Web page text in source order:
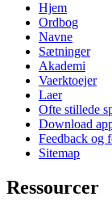
Hjem
Ordbog
Navne
Sætninger
Akademi
Vaerktoejer
Laer
Ofte stillede
Download
Feedback og
Sitemap
Ressourcer